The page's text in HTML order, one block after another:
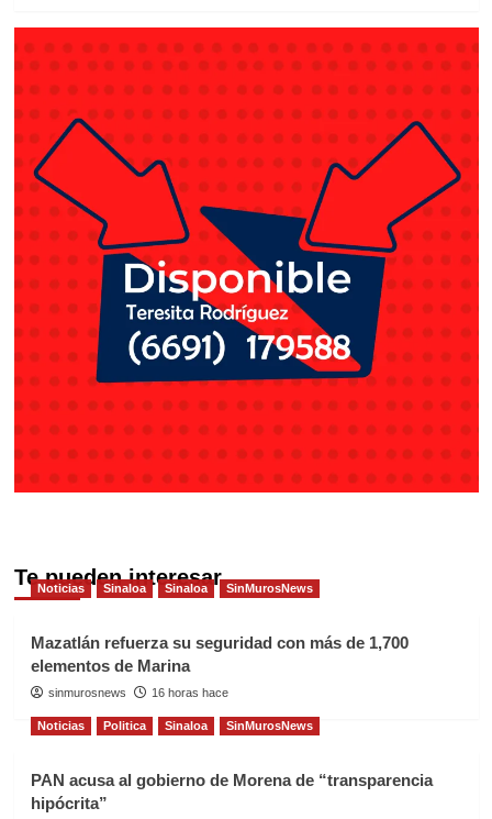
Te pueden interesar
Noticias Sinaloa Sinaloa SinMurosNews
Mazatlán refuerza su seguridad con más de 1,700
elementos de Marina
sinmurosnews 16 horas hace
Noticias Politica Sinaloa SinMurosNews
PAN acusa al gobierno de Morena de “transparencia
hipócrita”